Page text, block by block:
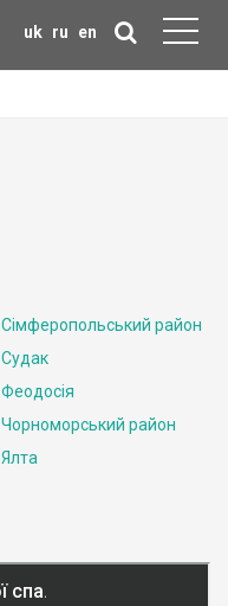
uk ru en
Сімферопольський район
Судак
Феодосія
Чорноморський район
Ялта